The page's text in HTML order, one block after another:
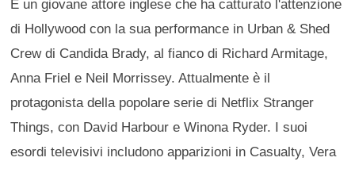
È un giovane attore inglese che ha catturato l'attenzione
di Hollywood con la sua performance in Urban & Shed
Crew di Candida Brady, al fianco di Richard Armitage,
Anna Friel e Neil Morrissey. Attualmente è il
protagonista della popolare serie di Netflix Stranger
Things, con David Harbour e Winona Ryder. I suoi
esordi televisivi includono apparizioni in Casualty, Vera